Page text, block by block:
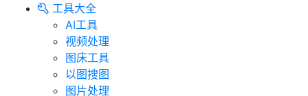
工具大全
AI工具
视频处理
图床工具
以图搜图
图片处理